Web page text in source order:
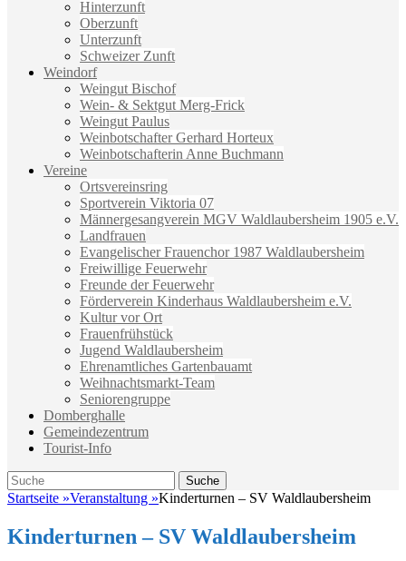
Hinterzunft
Oberzunft
Unterzunft
Schweizer Zunft
Weindorf
Weingut Bischof
Wein- & Sektgut Merg-Frick
Weingut Paulus
Weinbotschafter Gerhard Horteux
Weinbotschafterin Anne Buchmann
Vereine
Ortsvereinsring
Sportverein Viktoria 07
Männergesangverein MGV Waldlaubersheim 1905 e.V.
Landfrauen
Evangelischer Frauenchor 1987 Waldlaubersheim
Freiwillige Feuerwehr
Freunde der Feuerwehr
Förderverein Kinderhaus Waldlaubersheim e.V.
Kultur vor Ort
Frauenfrühstück
Jugend Waldlaubersheim
Ehrenamtliches Gartenbauamt
Weihnachtsmarkt-Team
Seniorengruppe
Domberghalle
Gemeindezentrum
Tourist-Info
Suche
Suche
nach:
Startseite »Veranstaltung »Kinderturnen – SV Waldlaubersheim
Kinderturnen – SV Waldlaubersheim